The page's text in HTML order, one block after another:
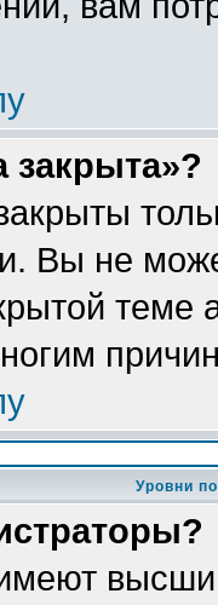
закрыта»?
Вы не
теме
Уровни